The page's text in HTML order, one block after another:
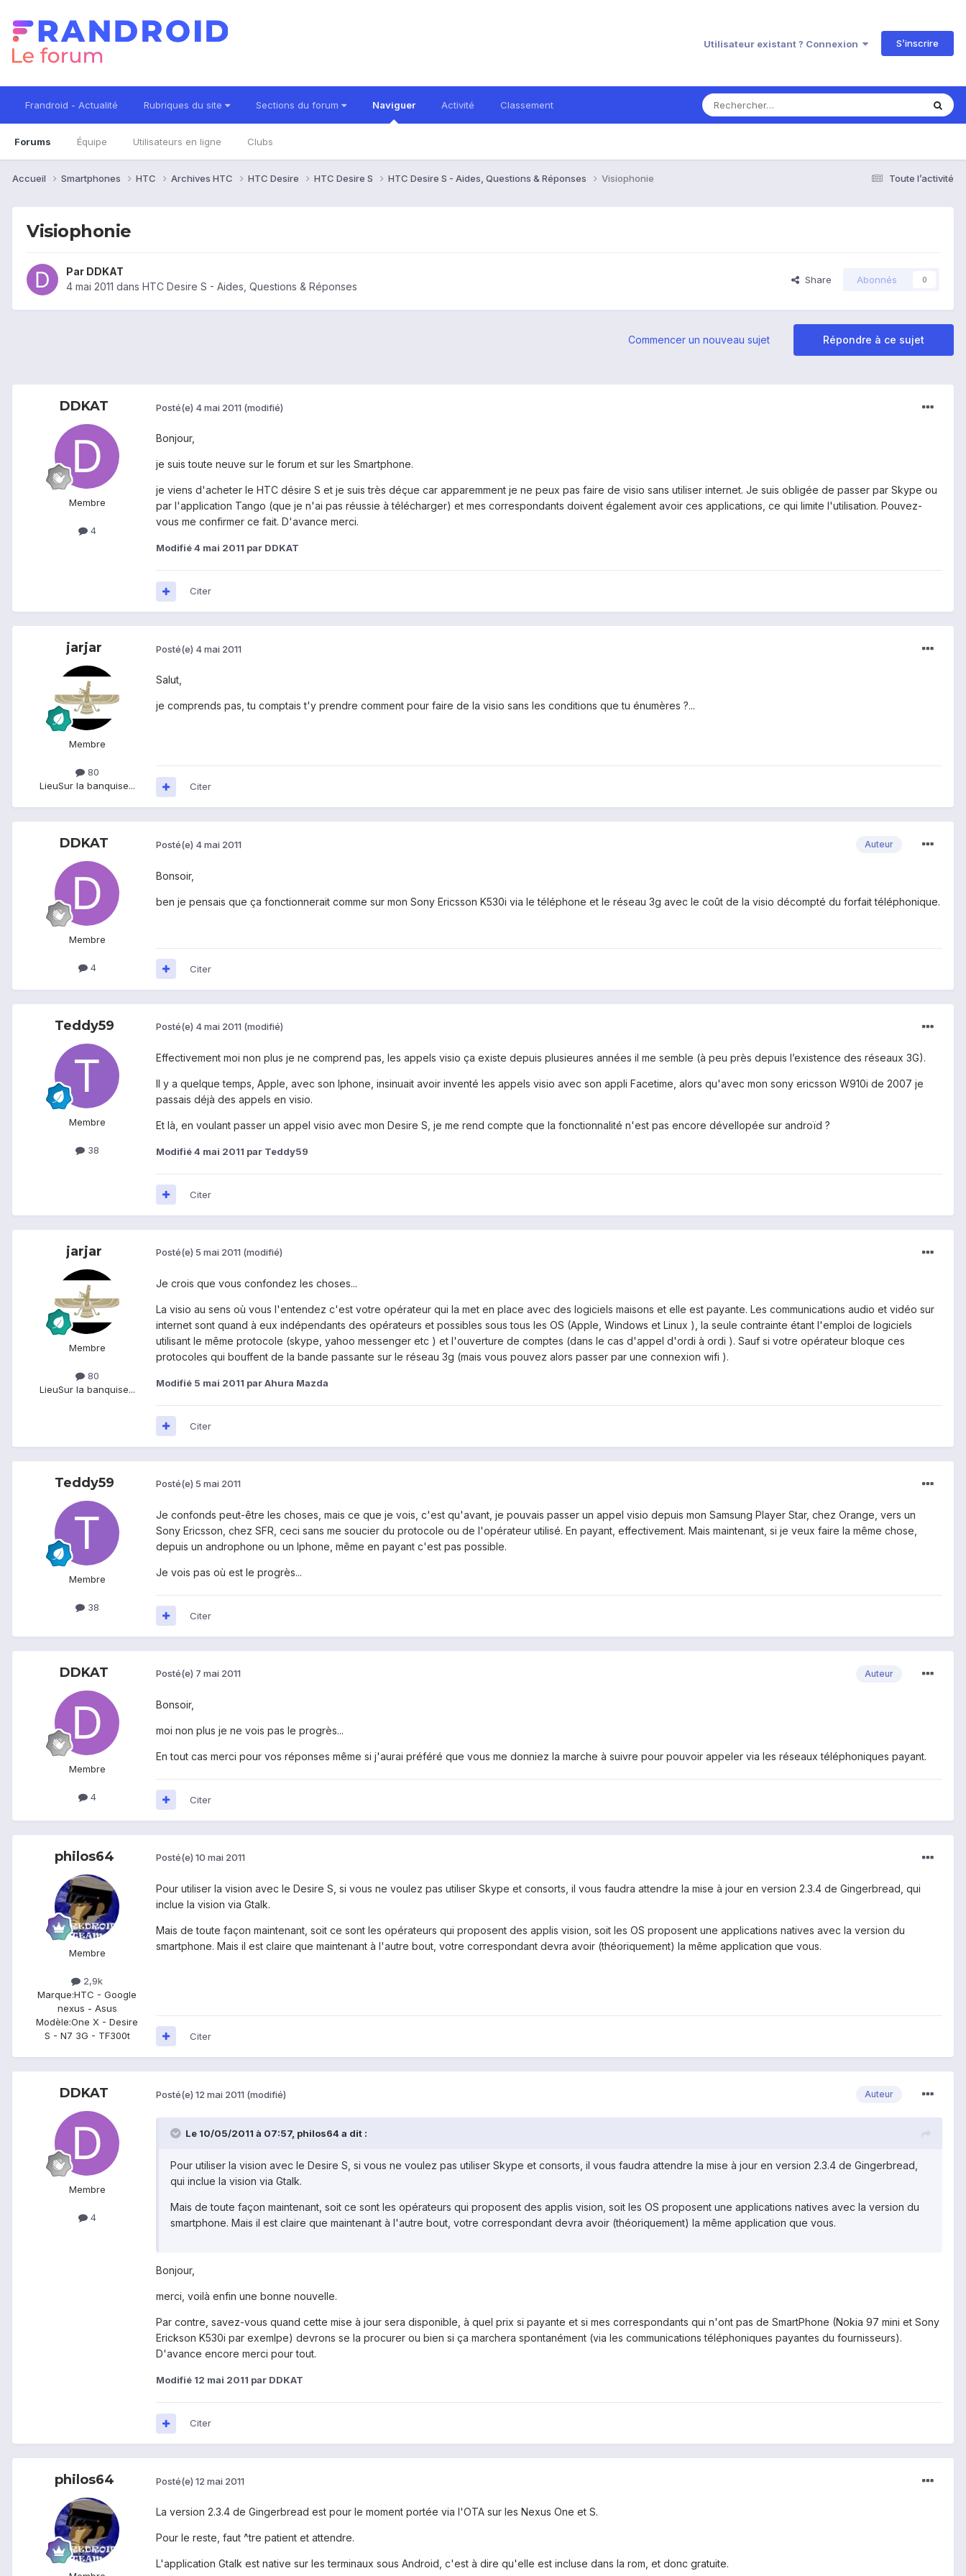
Utilisateur existant ? Connexion S’inscrire
Frandroid - Actualité Rubriques du site Sections du forum Naviguer
Forums Équipe Utilisateurs en ligne Clubs
Activité Classement
Toute l’activité
Accueil Smartphones HTC Archives HTC HTC Desire HTC Desire S HTC Desire S - Aides, Questions & Réponses Visiophonie
Visiophonie
Par DDKAT
4 mai 2011 dans HTC Desire S - Aides, Questions & Réponses
Share Abonnés 0
Répondre à ce sujet
Commencer un nouveau sujet
DDKAT
Membre
4
Posté(e) 4 mai 2011 (modifié)
Bonjour,
je suis toute neuve sur le forum et sur les Smartphone.
je viens d'acheter le HTC désire S et je suis très déçue car apparemment je ne peux pas faire de visio sans utiliser internet. Je suis obligée de passer par Skype ou
par l'application Tango (que je n'ai pas réussie à télécharger) et mes correspondants doivent également avoir ces applications, ce qui limite l'utilisation. Pouvez-
vous me confirmer ce fait. D'avance merci.
Modifié4 mai 2011 par DDKAT
Citer
jarjar
Membre
80
LieuSur la banquise...
Posté(e) 4 mai 2011
Salut,
je comprends pas, tu comptais t'y prendre comment pour faire de la visio sans les conditions que tu énumères ?...
Citer
DDKAT
Membre
4
Auteur
Posté(e) 4 mai 2011
Bonsoir,
ben je pensais que ça fonctionnerait comme sur mon Sony Ericsson K530i via le téléphone et le réseau 3g avec le coût de la visio décompté du forfait téléphonique.
Citer
Teddy59
Membre
38
Posté(e) 4 mai 2011 (modifié)
Effectivement moi non plus je ne comprend pas, les appels visio ça existe depuis plusieures années il me semble (à peu près depuis l’existence des réseaux 3G).
Il y a quelque temps, Apple, avec son Iphone, insinuait avoir inventé les appels visio avec son appli Facetime, alors qu'avec mon sony ericsson W910i de 2007 je
passais déjà des appels en visio.
Et là, en voulant passer un appel visio avec mon Desire S, je me rend compte que la fonctionnalité n'est pas encore dévellopée sur androïd ?
Modifié4 mai 2011 par Teddy59
Citer
jarjar
Membre
80
LieuSur la banquise...
Posté(e) 5 mai 2011 (modifié)
Je crois que vous confondez les choses...
La visio au sens où vous l'entendez c'est votre opérateur qui la met en place avec des logiciels maisons et elle est payante. Les communications audio et vidéo sur
internet sont quand à eux indépendants des opérateurs et possibles sous tous les OS (Apple, Windows et Linux ), la seule contrainte étant l'emploi de logiciels
utilisant le même protocole (skype, yahoo messenger etc ) et l'ouverture de comptes (dans le cas d'appel d'ordi à ordi ). Sauf si votre opérateur bloque ces
protocoles qui bouffent de la bande passante sur le réseau 3g (mais vous pouvez alors passer par une connexion wifi ).
Modifié 5 mai 2011 par Ahura Mazda
Citer
Teddy59
Membre
38
Posté(e) 5 mai 2011
Je confonds peut-être les choses, mais ce que je vois, c'est qu'avant, je pouvais passer un appel visio depuis mon Samsung Player Star, chez Orange, vers un
Sony Ericsson, chez SFR, ceci sans me soucier du protocole ou de l'opérateur utilisé. En payant, effectivement. Mais maintenant, si je veux faire la même chose,
depuis un androphone ou un Iphone, même en payant c'est pas possible.
Je vois pas où est le progrès...
Citer
DDKAT
Membre
4
Auteur
Posté(e) 7 mai 2011
Bonsoir,
moi non plus je ne vois pas le progrès...
En tout cas merci pour vos réponses même si j'aurai préféré que vous me donniez la marche à suivre pour pouvoir appeler via les réseaux téléphoniques payant.
Citer
philos64
Membre
2,9k
Marque:HTC - Google
nexus - Asus
Modèle:One X - Desire
S - N7 3G - TF300t
Posté(e) 10 mai 2011
Pour utiliser la vision avec le Desire S, si vous ne voulez pas utiliser Skype et consorts, il vous faudra attendre la mise à jour en version 2.3.4 de Gingerbread, qui
inclue la vision via Gtalk.
Mais de toute façon maintenant, soit ce sont les opérateurs qui proposent des applis vision, soit les OS proposent une applications natives avec la version du
smartphone. Mais il est claire que maintenant à l'autre bout, votre correspondant devra avoir (théoriquement) la même application que vous.
Citer
DDKAT
Membre
4
Auteur
Posté(e) 12 mai 2011 (modifié)
Le 10/05/2011 à 07:57, philos64 a dit :
Pour utiliser la vision avec le Desire S, si vous ne voulez pas utiliser Skype et consorts, il vous faudra attendre la mise à jour en version 2.3.4 de Gingerbread,
qui inclue la vision via Gtalk.
Mais de toute façon maintenant, soit ce sont les opérateurs qui proposent des applis vision, soit les OS proposent une applications natives avec la version du
smartphone. Mais il est claire que maintenant à l'autre bout, votre correspondant devra avoir (théoriquement) la même application que vous.
Bonjour,
merci, voilà enfin une bonne nouvelle.
Par contre, savez-vous quand cette mise à jour sera disponible, à quel prix si payante et si mes correspondants qui n'ont pas de SmartPhone (Nokia 97 mini et Sony
Erickson K530i par exemlpe) devrons se la procurer ou bien si ça marchera spontanément (via les communications téléphoniques payantes du fournisseurs).
D'avance encore merci pour tout.
Modifié 12 mai 2011 par DDKAT
Citer
philos64 Posté(e) 12 mai 2011
La version 2.3.4 de Gingerbread est pour le moment portée via l'OTA sur les Nexus One et S.
Pour le reste, faut ^tre patient et attendre.
L'application Gtalk est native sur les terminaux sous Android, c'est à dire qu'elle est incluse dans la rom, et donc gratuite.